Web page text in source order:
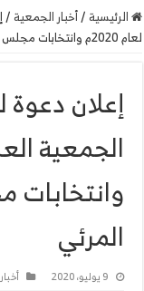
الرئيسية /أخبار الجمعية /
لعام 2020م وانتخابات مجلس الإدارة عبر الاتصال المرئي
إعلان
وانتخابات
المرئي
9 يوليو، 2020